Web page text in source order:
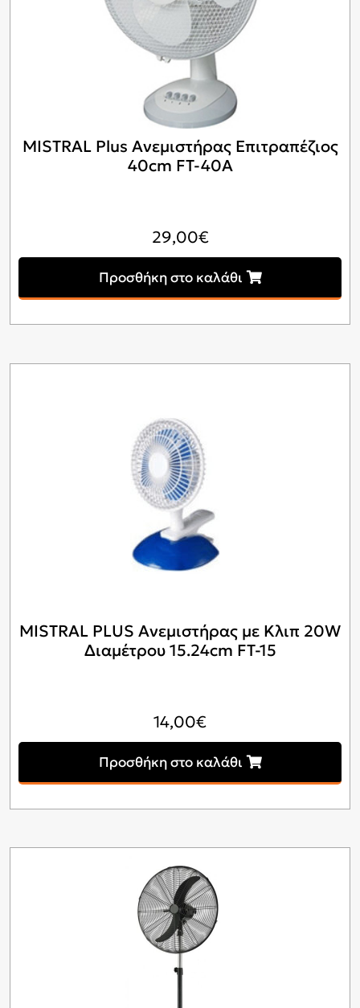
MISTRAL Plus Ανεμιστήρας Επιτραπέζιος
40cm FT-40A
29,00€
Προσθήκη στο καλάθι
MISTRAL PLUS Ανεμιστήρας με Κλιπ 20W
Διαμέτρου 15.24cm FT-15
14,00€
Προσθήκη στο καλάθι